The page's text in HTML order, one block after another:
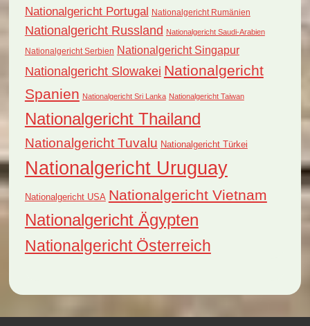
Nationalgericht Portugal Nationalgericht Rumänien
Nationalgericht Russland Nationalgericht Saudi-Arabien
Nationalgericht Serbien Nationalgericht Singapur
Nationalgericht Slowakei Nationalgericht
Spanien Nationalgericht Sri Lanka Nationalgericht Taiwan
Nationalgericht Thailand
Nationalgericht Tuvalu Nationalgericht Türkei
Nationalgericht Uruguay
Nationalgericht USA Nationalgericht Vietnam
Nationalgericht Ägypten
Nationalgericht Österreich